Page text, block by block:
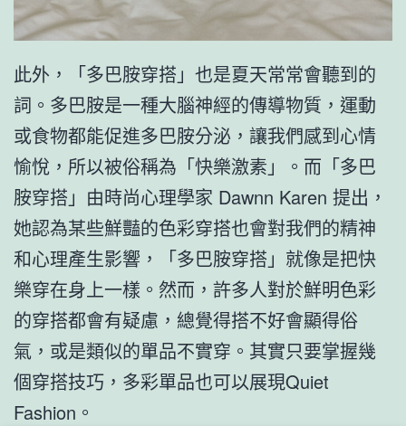
此外，「多巴胺穿搭」也是夏天常常會聽到的
詞。多巴胺是一種大腦神經的傳導物質，運動
或食物都能促進多巴胺分泌，讓我們感到心情
愉悅，所以被俗稱為「快樂激素」。而「多巴
胺穿搭」由時尚心理學家 Dawnn Karen 提出，
她認為某些鮮豔的色彩穿搭也會對我們的精神
和心理產生影響，「多巴胺穿搭」就像是把快
樂穿在身上一樣。然而，許多人對於鮮明色彩
的穿搭都會有疑慮，總覺得搭不好會顯得俗
氣，或是類似的單品不實穿。其實只要掌握幾
個穿搭技巧，多彩單品也可以展現Quiet
Fashion。